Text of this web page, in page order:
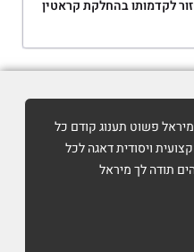
לקדמותו בהחלקת קראטין
פשוט תענוג קודם כל
ויסודית דאגה לכל
תודה לך מיראל